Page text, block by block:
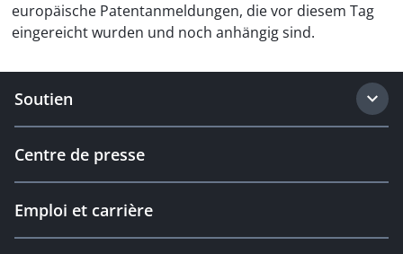
europäische Patentanmeldungen, die vor diesem Tag
eingereicht wurden und noch anhängig sind.
Soutien
Centre de presse
Emploi et carrière